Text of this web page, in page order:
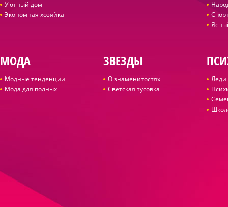
Уютный дом
Экономная хозяйка
МОДА
Модные тенденции
Мода для полных
ЗВЕЗДЫ
О знаменитостях
Светская тусовка
Леди